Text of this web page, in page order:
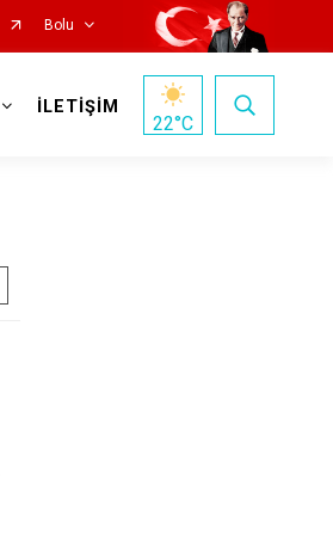
Bolu
İLETİŞİM
22°C